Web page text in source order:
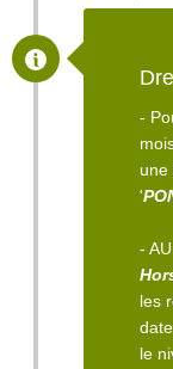
-
une
'
-
les
le